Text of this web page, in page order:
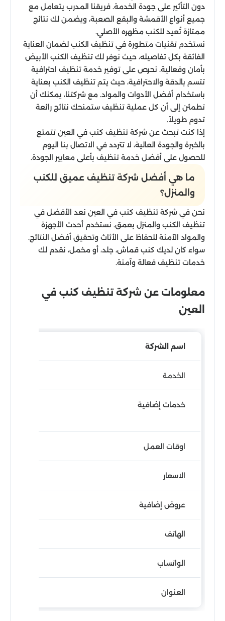
دون التأثير على جودة الخدمة. فريقنا المدرب يتعامل مع
جميع أنواع الأقمشة والبقع الصعبة، ويضمن لك نتائج
ممتازة تُعيد للكنب مظهره الأصلي.
نستخدم تقنيات متطورة في تنظيف الكنب لضمان العناية
الفائقة بكل تفاصيله، حيث نوفر لك تنظيف الكنب الأبيض
بأمان وفعالية. نحرص على توفير خدمة تنظيف احترافية
تتسم بالدقة والاحترافية، حيث يتم تنظيف الكنب بعناية
باستخدام أفضل الأدوات والمواد. مع شركتنا، يمكنك أن
تطمئن إلى أن كل عملية تنظيف ستمنحك نتائج رائعة
تدوم طويلاً.
إذا كنت تبحث عن شركة تنظيف كنب في العين تتمتع
بالخبرة والجودة العالية، لا تتردد في الاتصال بنا اليوم
للحصول على أفضل خدمة تنظيف بأعلى معايير الجودة.
ما هي أفضل شركة تنظيف عميق للكنب
والمنزل؟
نحن في شركة تنظيف كنب في العين نعد الأفضل في
تنظيف الكنب والمنزل بعمق. نستخدم أحدث الأجهزة
والمواد الآمنة للحفاظ على الأثاث وتحقيق أفضل النتائج.
سواء كان لديك كنب قماش، جلد، أو مخمل، نقدم لك
خدمات تنظيف فعالة وآمنة.
معلومات عن شركة تنظيف كنب في
العين
اسم الشركة
الخدمة
خدمات إضافية
اوقات العمل
الاسعار
عروض إضافية
الهاتف
الواتساب
العنوان